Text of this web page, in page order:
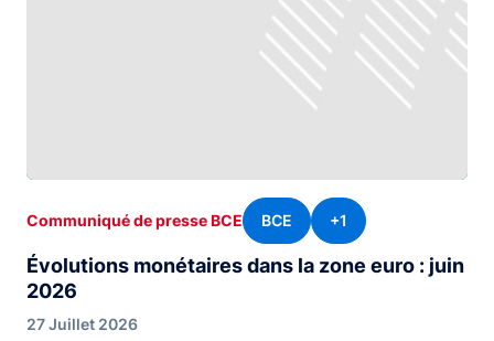
Évolutions monétaires dans la zone euro : juin
2026
Communiqué de presse BCE BCE +1
27 Juillet 2026